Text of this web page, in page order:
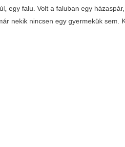
egy falu. Volt a faluban egy
nekik nincsen egy gyermekük sem.